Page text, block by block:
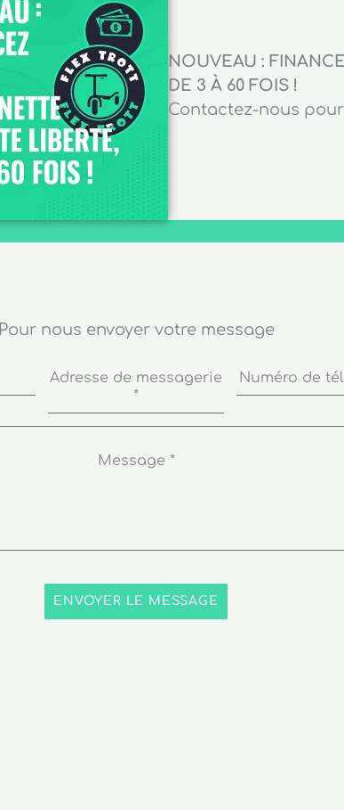
NOUVEAU :
DE 3 À 60 FOIS !
Contactez-nous
Pour nous envoyer votre message
Adresse de messagerie
*
Numéro de
Message *
ENVOYER LE MESSAGE